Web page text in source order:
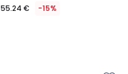
55.24 € -15%